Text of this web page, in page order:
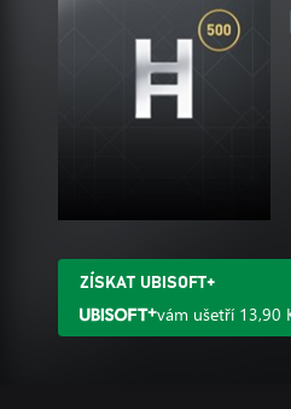
ZÍSKAT UBISOFT+
vám ušetří 13,90